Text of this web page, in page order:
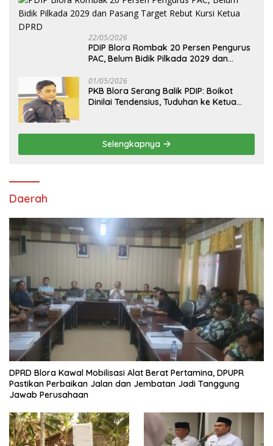
22/05/2026
PDIP Blora Rombak 20 Persen Pengurus
PAC, Belum Bidik Pilkada 2029 dan
01/05/2026
PKB Blora Serang Balik PDIP: Boikot
Dinilai Tendensius, Tuduhan ke Ketua
Selengkapnya
Daerah
DPRD Blora Kawal Mobilisasi Alat Berat Pertamina, DPUPR
Pastikan Perbaikan Jalan dan Jembatan Jadi Tanggung
Jawab Perusahaan